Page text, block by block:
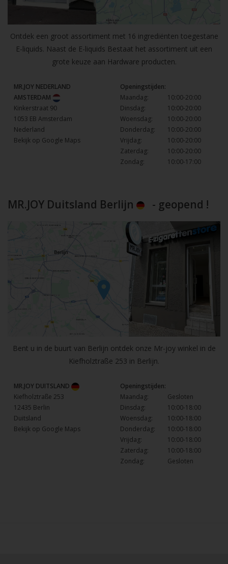
Ontdek een groot assortiment met 16 ingrediënten toegestane
E-liquids. Naast de E-liquids Bestaat het assortiment uit een
grote keuze aan Hardware producten.
MR.JOY NEDERLAND
AMSTERDAM
Kinkerstraat 90
1053 EB Amsterdam
Nederland
Bekijk op Google Maps
Openingstijden:
Maandag:
10:00-20:00
Dinsdag:
10:00-20:00
Woensdag:
10:00-20:00
Donderdag:
10:00-20:00
Vrijdag:
10:00-20:00
Zaterdag:
10:00-20:00
Zondag:
10:00-17:00
MR.JOY Duitsland Berlijn - geopend !
Bent u in de buurt van Berlijn ontdek onze Mr-joy winkel in de
Kiefholztraße 253 in Berlijn.
MR.JOY DUITSLAND
Kiefholztraße 253
12435 Berlin
Duitsland
Bekijk op Google Maps
Openingstijden:
Maandag:
Gesloten
Dinsdag:
10:00-18:00
Woensdag:
10:00-18:00
Donderdag:
10:00-18:00
Vrijdag:
10:00-18:00
Zaterdag:
10:00-18:00
Zondag:
Gesloten